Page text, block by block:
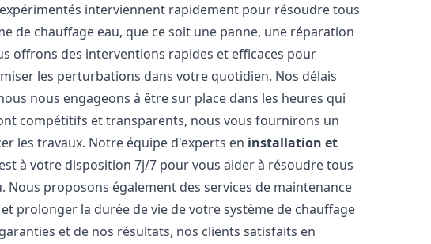
interviennent rapidement pour résoudre tous
de chauffage eau, que ce soit une panne, une réparation
offrons des interventions rapides et efficaces pour
les perturbations dans votre quotidien. Nos délais
nous engageons à être sur place dans les heures qui
compétitifs et transparents, nous vous fournirons un
les travaux. Notre équipe d'experts en installation et
est à votre disposition 7j/7 pour vous aider à résoudre tous
Nous proposons également des services de maintenance
prolonger la durée de vie de votre système de chauffage
et de nos résultats, nos clients satisfaits en